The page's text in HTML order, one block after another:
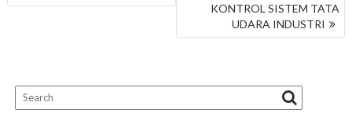
KONTROL SISTEM TATA
UDARA INDUSTRI